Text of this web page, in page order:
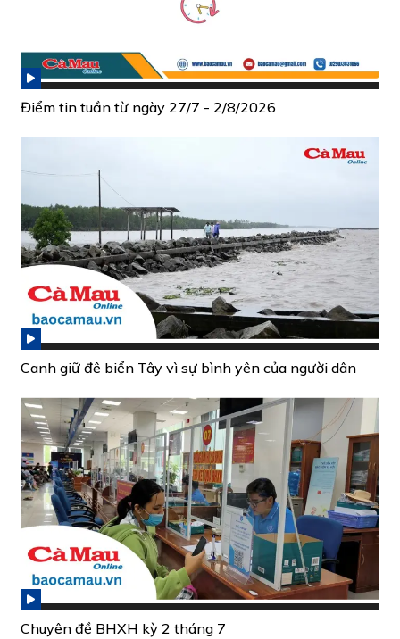
Điểm tin tuần từ ngày 27/7 - 2/8/2026
Canh giữ đê biển Tây vì sự bình yên của người dân
Chuyên đề BHXH kỳ 2 tháng 7